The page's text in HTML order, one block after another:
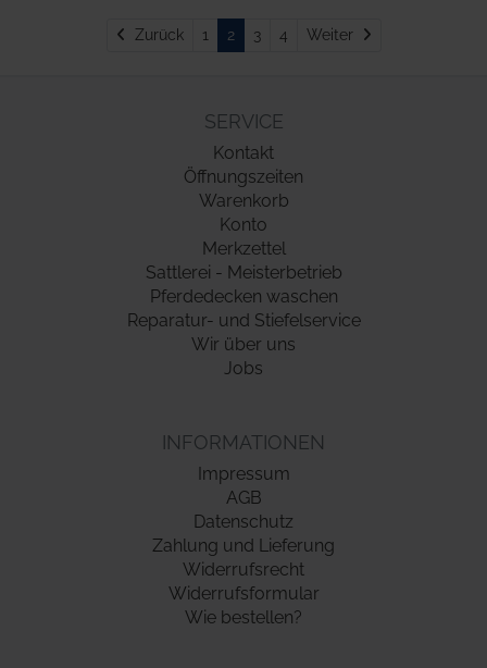
ZurückZurück
1 2 3 4 Weiter Weiter
SERVICE
Kontakt
Öffnungszeiten
Warenkorb
Konto
Merkzettel
Sattlerei - Meisterbetrieb
Pferdedecken waschen
Reparatur- und Stiefelservice
Wir über uns
Jobs
INFORMATIONEN
Impressum
AGB
Datenschutz
Zahlung und Lieferung
Widerrufsrecht
Widerrufsformular
Wie bestellen?